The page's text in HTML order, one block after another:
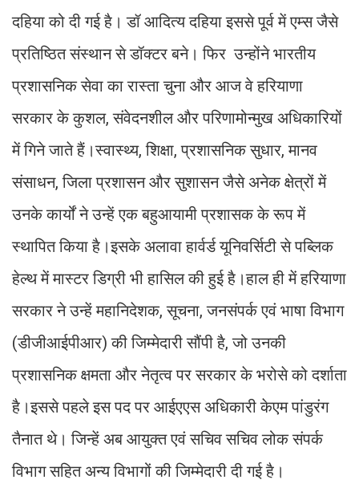
दहिया को दी गई है। डॉ आदित्य दहिया इससे पूर्व में एम्स जैसे
प्रतिष्ठित संस्थान से डॉक्टर बने। फिर उन्होंने भारतीय
प्रशासनिक सेवा का रास्ता चुना और आज वे हरियाणा
सरकार के कुशल, संवेदनशील और परिणामोन्मुख अधिकारियों
में गिने जाते हैं।स्वास्थ्य, शिक्षा, प्रशासनिक सुधार, मानव
संसाधन, जिला प्रशासन और सुशासन जैसे अनेक क्षेत्रों में
उनके कार्यों ने उन्हें एक बहुआयामी प्रशासक के रूप में
स्थापित किया है।इसके अलावा हार्वर्ड यूनिवर्सिटी से पब्लिक
हेल्थ में मास्टर डिग्री भी हासिल की हुई है।हाल ही में हरियाणा
सरकार ने उन्हें महानिदेशक, सूचना, जनसंपर्क एवं भाषा विभाग
(डीजीआईपीआर) की जिम्मेदारी सौंपी है, जो उनकी
प्रशासनिक क्षमता और नेतृत्व पर सरकार के भरोसे को दर्शाता
है।इससे पहले इस पद पर आईएएस अधिकारी केएम पांडुरंग
तैनात थे। जिन्हें अब आयुक्त एवं सचिव सचिव लोक संपर्क
विभाग सहित अन्य विभागों की जिम्मेदारी दी गई है।